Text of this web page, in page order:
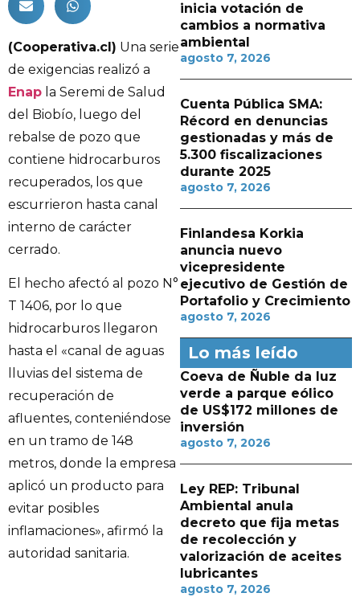
(Cooperativa.cl) Una serie
de exigencias realizó a
Enap la Seremi de Salud
del Biobío, luego del
rebalse de pozo que
contiene hidrocarburos
recuperados, los que
escurrieron hasta canal
interno de carácter
cerrado.
El hecho afectó al pozo N°
T 1406, por lo que
hidrocarburos llegaron
hasta el «canal de aguas
lluvias del sistema de
recuperación de
afluentes, conteniéndose
en un tramo de 148
metros, donde la empresa
aplicó un producto para
evitar posibles
inflamaciones», afirmó la
autoridad sanitaria.
inicia votación de
cambios a normativa
ambiental
agosto 7, 2026
Cuenta Pública SMA:
Récord en denuncias
gestionadas y más de
5.300 fiscalizaciones
durante 2025
agosto 7, 2026
Finlandesa Korkia
anuncia nuevo
vicepresidente
ejecutivo de Gestión de
Portafolio y Crecimiento
agosto 7, 2026
Lo más leído
Coeva de Ñuble da luz
verde a parque eólico
de US$172 millones de
inversión
agosto 7, 2026
Ley REP: Tribunal
Ambiental anula
decreto que fija metas
de recolección y
valorización de aceites
lubricantes
agosto 7, 2026